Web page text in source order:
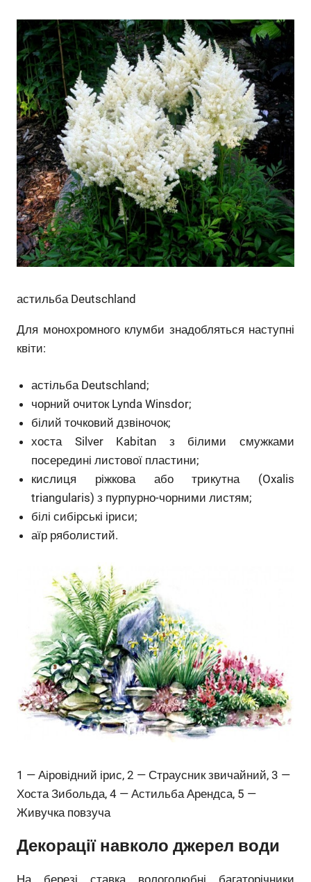
астильба Deutschland
Для монохромного клумби знадобляться наступні
квіти:
астільба Deutschland;
чорний очиток Lynda Winsdor;
білий точковий дзвіночок;
хоста Silver Kabitan з білими смужками
посередині листової пластини;
кислиця ріжкова або трикутна (Oxalis
triangularis) з пурпурно-чорними листям;
білі сибірські іриси;
аїр ряболистий.
1 — Аіровідний ірис, 2 — Страусник звичайний, 3 —
Хоста Зибольда, 4 — Астильба Арендса, 5 —
Живучка повзуча
Декорації навколо джерел води
На березі ставка вологолюбні багаторічники